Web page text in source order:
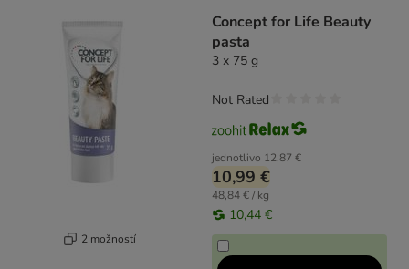
2 možností
Concept for Life Beauty
pasta
3 x 75 g
jednotlivo 12,87 €
10,99 €
48,84 € / kg
10,44 €
Not Rated